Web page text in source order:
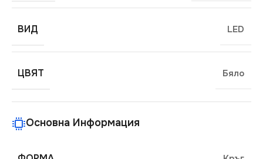
ВИД LED
ЦВЯТ Бяло
Основна Информация